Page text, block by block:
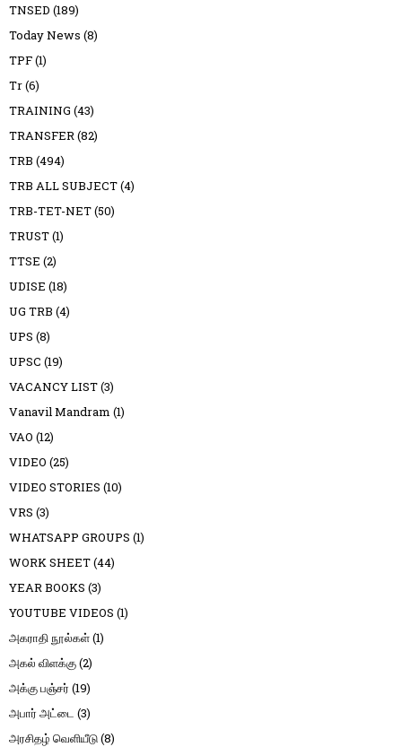
TNSED (189)
Today News (8)
TPF(1)
Tr(6)
TRAINING (43)
TRANSFER(82)
TRB (494)
TRB ALL SUBJECT(4)
TRB-TET-NET(50)
TRUST(1)
TTSE (2)
UDISE (18)
UG TRB (4)
UPS (8)
UPSC (19)
VACANCY LIST(3)
Vanavil Mandram (1)
VAO (12)
VIDEO (25)
VIDEO STORIES (10)
VRS (3)
WHATSAPP GROUPS (1)
WORK SHEET(44)
YEAR BOOKS (3)
YOUTUBE VIDEOS (1)
அகராதி நூல்கள்(1)
அகல் விளக்கு(2)
அக்கு பஞ்சர் (19)
அபார் அட்டை (3)
அரசிதழ் வெளியீடு(8)